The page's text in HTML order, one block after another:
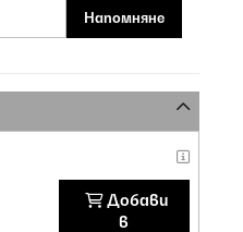
Напомняне
Добави
в